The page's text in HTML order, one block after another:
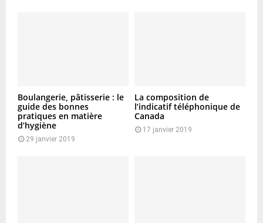
Boulangerie, pâtisserie : le
guide des bonnes
pratiques en matière
d’hygiène
29 janvier 2019
La composition de
l’indicatif téléphonique de
Canada
17 janvier 2019